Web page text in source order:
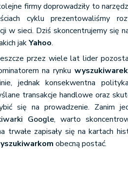
firmy doprowadziły to
cyklu prezentowaliśmy
w sieci. Dziś skoncentrujemy się
jakYahoo.
przez wiele lat lider
na rynku
jednak konsekwentna
transakcje handlowe oraz
się na prowadzenie. Zanim
Google, warto
trwałe zapisały się na kartach
obecną postać.